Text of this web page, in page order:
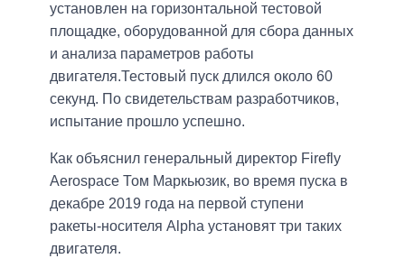
установлен на горизонтальной тестовой
площадке, оборудованной для сбора данных
и анализа параметров работы
двигателя.Тестовый пуск длился около 60
секунд. По свидетельствам разработчиков,
испытание прошло успешно.
Как объяснил генеральный директор Firefly
Aerospace Том Маркьюзик, во время пуска в
декабре 2019 года на первой ступени
ракеты-носителя Alpha установят три таких
двигателя.